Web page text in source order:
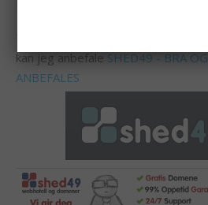
Trenger du et billig og bra
kan jeg anbefale SHED49 - BRA
ANBEFALES